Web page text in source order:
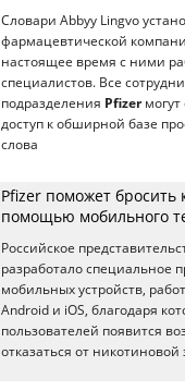
Словари Abbyy Lingvo
фармацевтической
настоящее время с ними
специалистов. Все
подразделения Pfizerмогут
доступ к обширной базе
слова
Pfizer поможет бросить
помощью мобильного
Российское
разработало специальное
мобильных устройств,
Android и iOS, благодаря
пользователей появится
отказаться от